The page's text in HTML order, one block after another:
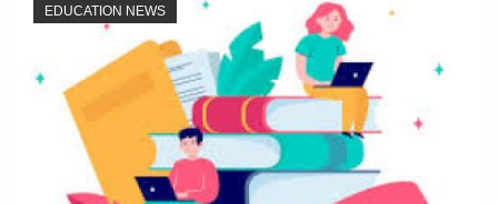
EDUCATION NEWS